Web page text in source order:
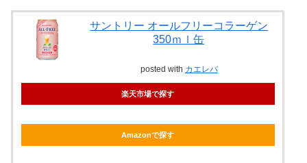
サントリー オールフリーコラーゲン
350ｍｌ缶
posted with カエレバ
楽天市場で探す
Amazonで探す